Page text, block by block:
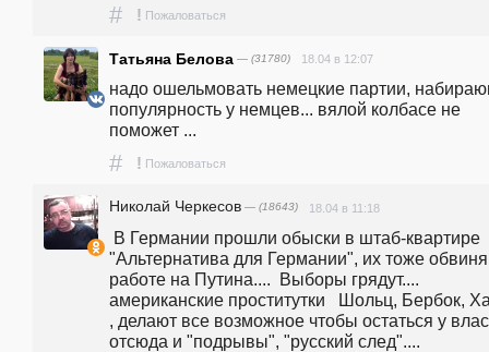
# ! Пожаловаться
Татьяна Белова — (31780) 18.04 в 12:07
надо ошельмовать немецкие партии,
популярность у немцев... вялой колбасе не
поможет ...
# ! Пожаловаться
Николай Черкесов — (18643) 18.04 в 11:18
"Альтернатива для Германии", их тоже
работе на Путина....  Выборы грядут....
американские проститутки   Шольц, Бербок,
, делают все возможное чтобы остаться у
отсюда и "подрывы", "русский след"....